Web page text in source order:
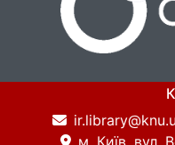
м. Київ, вул.